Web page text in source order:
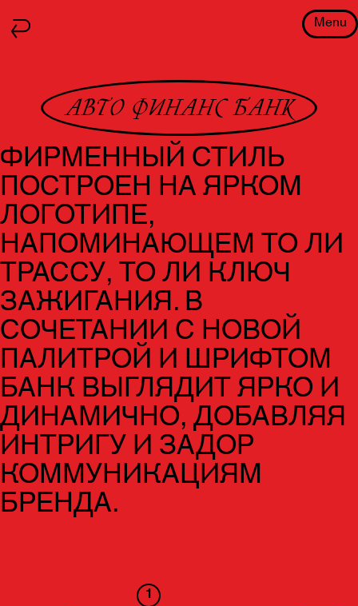
Menu
АВТО ФИНАНС БАНК
ФИРМЕННЫЙ СТИЛЬ
ПОСТРОЕН НА ЯРКОМ
ЛОГОТИПЕ,
НАПОМИНАЮЩЕМ ТО ЛИ
ТРАССУ, ТО ЛИ КЛЮЧ
ЗАЖИГАНИЯ. В
СОЧЕТАНИИ С НОВОЙ
ПАЛИТРОЙ И ШРИФТОМ
БАНК ВЫГЛЯДИТ ЯРКО И
ДИНАМИЧНО, ДОБАВЛЯЯ
ИНТРИГУ И ЗАДОР
КОММУНИКАЦИЯМ
БРЕНДА.
1